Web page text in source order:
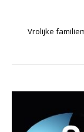
Vrolijke